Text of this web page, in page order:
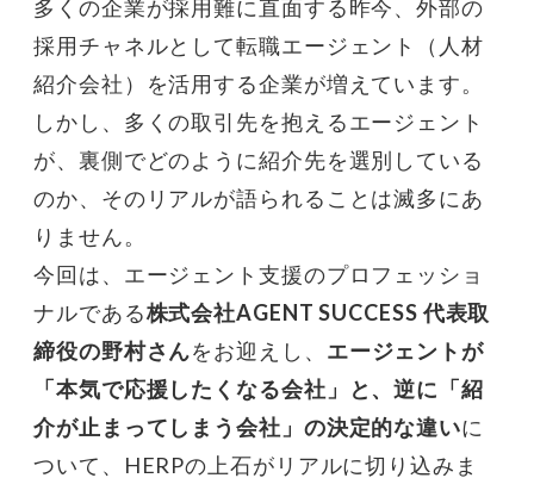
多くの企業が採用難に直面する昨今、外部の
採用チャネルとして転職エージェント（人材
紹介会社）を活用する企業が増えています。
しかし、多くの取引先を抱えるエージェント
が、裏側でどのように紹介先を選別している
のか、そのリアルが語られることは滅多にあ
りません。
今回は、エージェント支援のプロフェッショ
ナルである株式会社AGENT SUCCESS 代表取
締役の野村さんをお迎えし、 エージェントが
「本気で応援したくなる会社」と、逆に「紹
介が止まってしまう会社」の決定的な違いに
ついて、HERPの上石がリアルに切り込みま